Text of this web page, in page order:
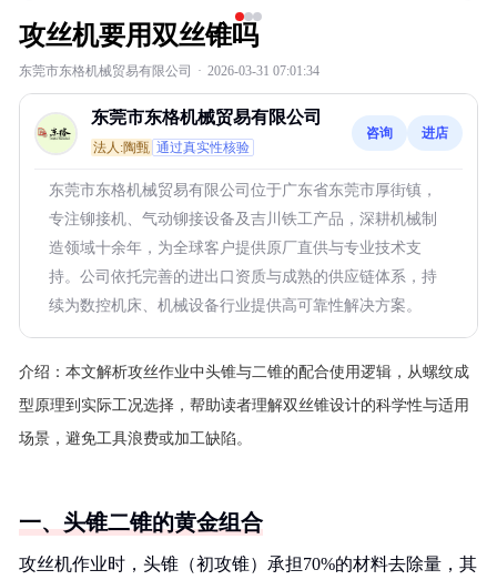
攻丝机要用双丝锥吗
东莞市东格机械贸易有限公司 · 2026-03-31 07:01:34
东莞市东格机械贸易有限公司
法人:陶甄 通过真实性核验
咨询 进店
东莞市东格机械贸易有限公司位于广东省东莞市厚街镇，
专注铆接机、气动铆接设备及吉川铁工产品，深耕机械制
造领域十余年，为全球客户提供原厂直供与专业技术支
持。公司依托完善的进出口资质与成熟的供应链体系，持
续为数控机床、机械设备行业提供高可靠性解决方案。
介绍： 本文解析攻丝作业中头锥与二锥的配合使用逻辑，从螺纹成
型原理到实际工况选择，帮助读者理解双丝锥设计的科学性与适用
场景，避免工具浪费或加工缺陷。
一、头锥二锥的黄金组合
攻丝机作业时，头锥（初攻锥）承担70%的材料去除量，其